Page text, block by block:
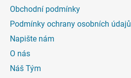
Obchodní podmínky
Podmínky ochrany osobních údajů
Napište nám
O nás
Náš Tým